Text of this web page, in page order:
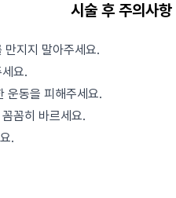
시술 후 주의사항
지지 말아주세요.
요.
동을 피해주세요.
꼼히 바르세요.
.